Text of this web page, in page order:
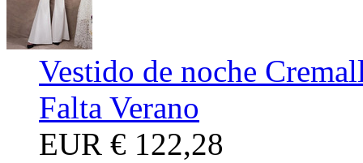
Vestido de noche
Falta Verano
EUR € 122,28